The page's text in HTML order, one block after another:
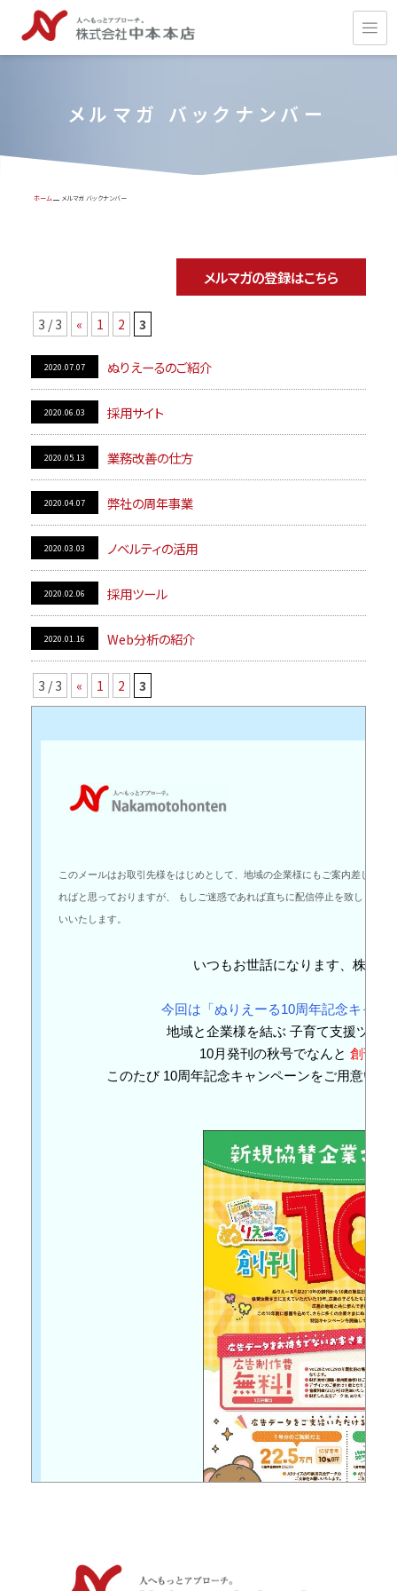
メルマガ バックナンバー
ホーム メルマガ バックナンバー
メルマガの登録はこちら
3 / 3 « 1 2 3
2020.07.07 ぬりえーるのご紹介
2020.06.03 採用サイト
2020.05.13 業務改善の仕方
2020.04.07 弊社の周年事業
2020.03.03 ノベルティの活用
2020.02.06 採用ツール
2020.01.16 Web分析の紹介
3 / 3 « 1 2 3
このメールはお取引先様をはじめとして、地域の企業様にもご案内差し上
ればと思っておりますが、 もしご迷惑であれば直ちに配信停止を致しますの
いいたします。
いつもお世話になります、株式
今回は「ぬりえーる10周年記念キャン
地域と企業様を結ぶ 子育て支援ツー
10月発刊の秋号でなんと 創刊10
このたび 10周年記念キャンペーンをご用意いた